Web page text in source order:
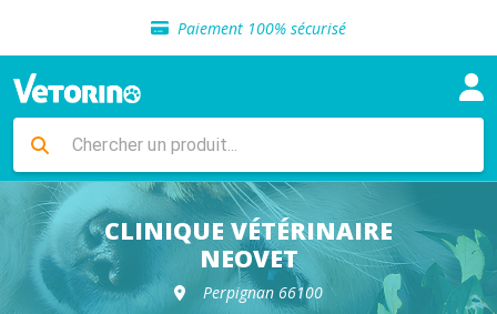
Paiement 100% sécurisé
Livraison gratuite en clinique vétérinaire
Sélection de croquettes vétérinaire
Livraison gratuite en clinique vétérinaire
Retour gratuit en clinique
Sélection de croquettes vétérinaire
CLINIQUE VÉTÉRINAIRE
NEOVET
Perpignan 66100